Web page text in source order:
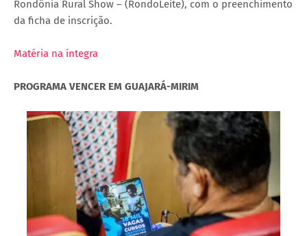
Rondônia Rural Show – (RondoLeite), com o preenchimento
da ficha de inscrição.
Matéria na íntegra
PROGRAMA VENCER EM GUAJARÁ-MIRIM